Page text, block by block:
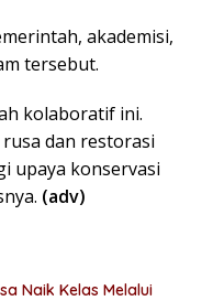
akademisi,
tersebut.
kolaboratif ini.
dan restorasi
upaya konservasi
(adv)
Naik Kelas Melalui